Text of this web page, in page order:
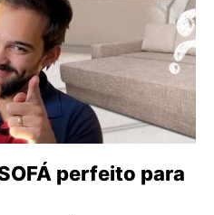
perfeito para